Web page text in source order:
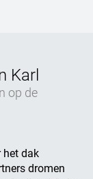
Karl
op de
het dak
dromen